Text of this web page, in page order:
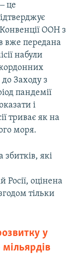
це
ООН з
вже передана
набули
Заходу з
пандемії
і
триває як на
моря.
які
Росії, оцінена
тільки
у